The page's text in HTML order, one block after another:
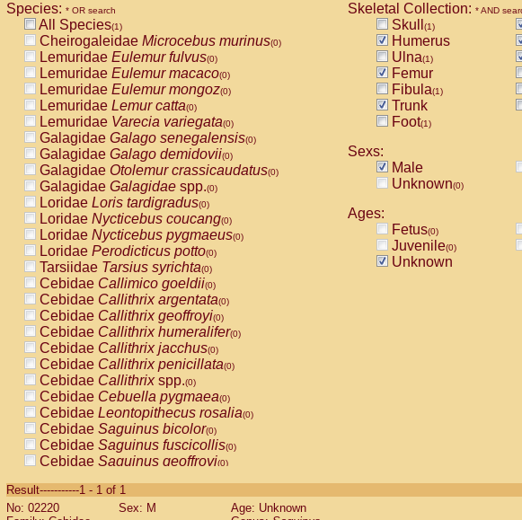
Species: * OR search
All Species(1)
Cheirogaleidae Microcebus murinus(0)
Lemuridae Eulemur fulvus(0)
Lemuridae Eulemur macaco(0)
Lemuridae Eulemur mongoz(0)
Lemuridae Lemur catta(0)
Lemuridae Varecia variegata(0)
Galagidae Galago senegalensis(0)
Galagidae Galago demidovii(0)
Galagidae Otolemur crassicaudatus(0)
Galagidae Galagidae spp.(0)
Loridae Loris tardigradus(0)
Loridae Nycticebus coucang(0)
Loridae Nycticebus pygmaeus(0)
Loridae Perodicticus potto(0)
Tarsiidae Tarsius syrichta(0)
Cebidae Callimico goeldii(0)
Cebidae Callithrix argentata(0)
Cebidae Callithrix geoffroyi(0)
Cebidae Callithrix humeralifer(0)
Cebidae Callithrix jacchus(0)
Cebidae Callithrix penicillata(0)
Cebidae Callithrixspp.(0)
Cebidae Cebuella pygmaea(0)
Cebidae Leontopithecus rosalia(0)
Cebidae Saguinus bicolor(0)
Cebidae Saguinus fuscicollis(0)
Cebidae Saguinus geoffroyi(0)
CebidaeSaguinus labiatus(0)
Cebidae Saguinus leucopus (0)
Skeletal Collection: * AND
Skull (1)
Humerus
Ulna(1)
Femur
Fibula(1)
Trunk
Foot(1)
Sexs:
Male
Unknown(0)
Ages:
Fetus(0)
Juvenile(0)
Unknown
Result-----------1 - 1 of 1
No: 02220
Sex: M
Age: Unknown